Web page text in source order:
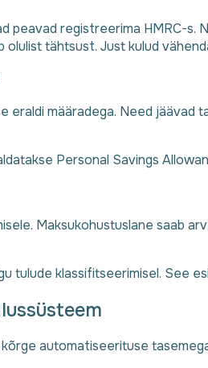
peavad registreerima HMRC-s.
olulist tähtsust. Just kulud
eraldi määradega. Need jäävad
Personal Savings
Maksukohustuslane saab
tulude klassifitseerimisel. See
automatiseerituse